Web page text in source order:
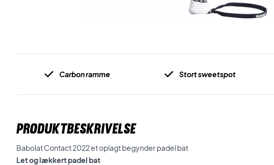
Carbon ramme Stort sweetspot
PRODUKTBESKRIVELSE
Babolat Contact 2022 et oplagt begynder padel bat
Let og lækkert padel bat